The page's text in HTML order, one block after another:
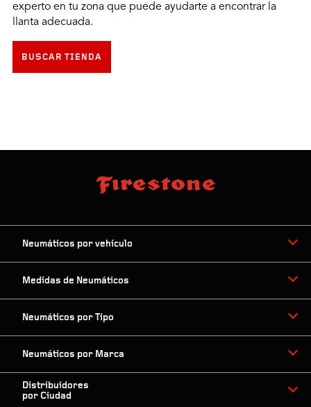
experto en tu zona que puede ayudarte a encontrar la
llanta adecuada.
BUSCAR TIENDA
Neumáticos por vehículo
Medidas de Neumáticos
Neumáticos por Tipo
Neumáticos por Marca
Distribuidores
por Ciudad